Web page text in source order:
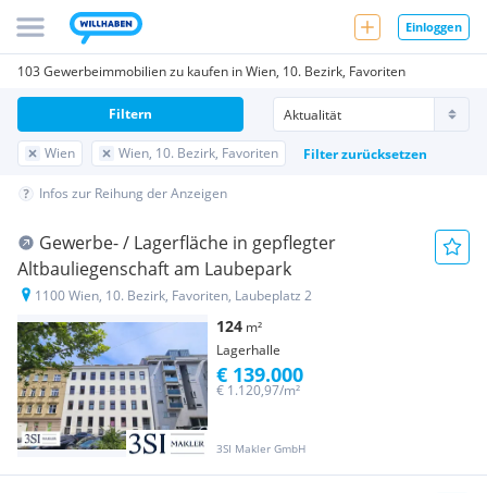
Einloggen
103 Gewerbeimmobilien zu kaufen in Wien, 10. Bezirk, Favoriten
Wien Wien, 10. Bezirk, Favoriten Filter zurücksetzen
Filtern
Infos zur Reihung der Anzeigen
Gewerbe- / Lagerfläche in gepflegter
Altbauliegenschaft am Laubepark
1100 Wien, 10. Bezirk, Favoriten, Laubeplatz 2
124 m²
Lagerhalle
3SI Makler GmbH
€ 1.120,97/m²
€ 139.000